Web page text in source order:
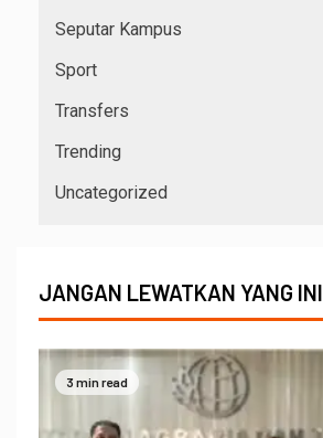
Seputar Kampus
Sport
Transfers
Trending
Uncategorized
JANGAN LEWATKAN YANG INI
3 min read